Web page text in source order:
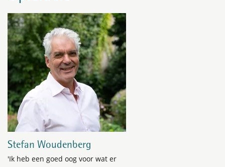
Stefan Woudenberg
'Ik heb een goed oog voor wat er